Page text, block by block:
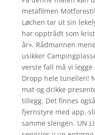
metafilmen
Løchen tar ut sin
har opptrådt som
år». Rådmannen
usikker
verste fall må vi
Dropp hele tunellen!
mat og drikke
tillegg. Det finnes
fjernstyre med app,
samme slengen. UN